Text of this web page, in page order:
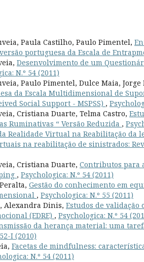
Paula Castilho, Paulo Pimentel,
portuguesa da Escala de
Desenvolvimento de um
N.º 54 (2011)
Paulo Pimentel, Dulce Maia,
da Escala Multidimensional de
Social Support - MSPSS) ,
Cristiana Duarte, Telma Castro,
Ruminativas “ Versão Reduzida ,
Realidade Virtual na Reabilitação da
na reabilitação de sinistrados:
Cristiana Duarte, Contributos para
, Psychologica: N.º 54 (2011)
Gestão do conhecimento em
, Psychologica: N.º 55 (2011)
Alexandra Dinis, Estudos de validação
(EDRE) , Psychologica: N.º 54
da herança material: uma
I (2010)
Facetas de mindfulness:
N.º 54 (2011)